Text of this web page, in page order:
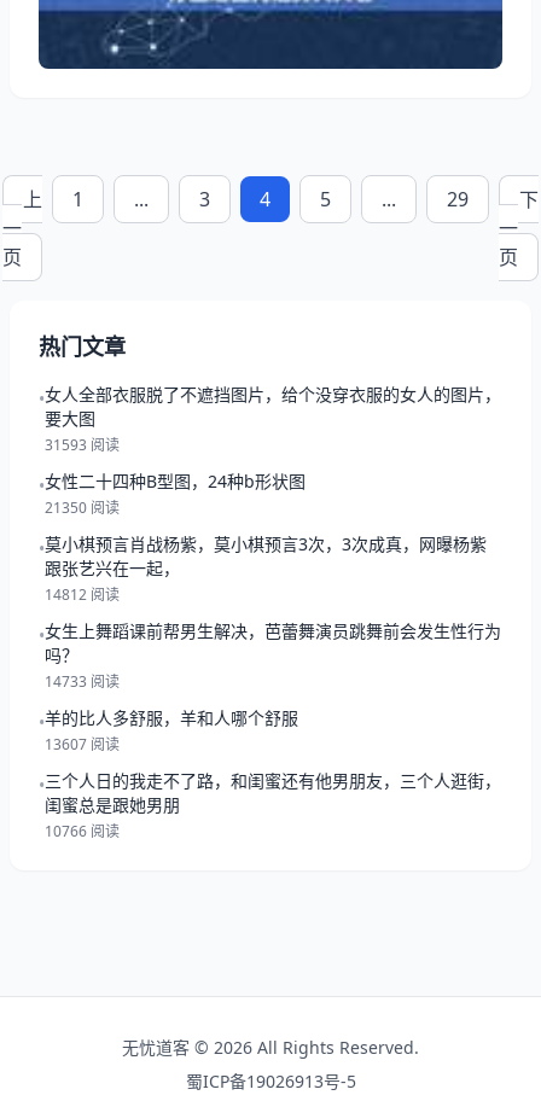
闻地努力工作。运气好的人专注于行动，他们把时间花
费在重要的事情上
上
一
页
1 ... 3 4 5 ... 29
下
一
页
热门文章
•女人全部衣服脱了不遮挡图片，给个没穿衣服的女人的图片，
要大图
31593 阅读
•女性二十四种B型图，24种b形状图
21350 阅读
•莫小棋预言肖战杨紫，莫小棋预言3次，3次成真，网曝杨紫
跟张艺兴在一起，
14812 阅读
•女生上舞蹈课前帮男生解决，芭蕾舞演员跳舞前会发生性行为
吗？
14733 阅读
•羊的比人多舒服，羊和人哪个舒服
13607 阅读
•三个人日的我走不了路，和闺蜜还有他男朋友，三个人逛街，
闺蜜总是跟她男朋
10766 阅读
无忧道客 © 2026 All Rights Reserved.
蜀ICP备19026913号-5